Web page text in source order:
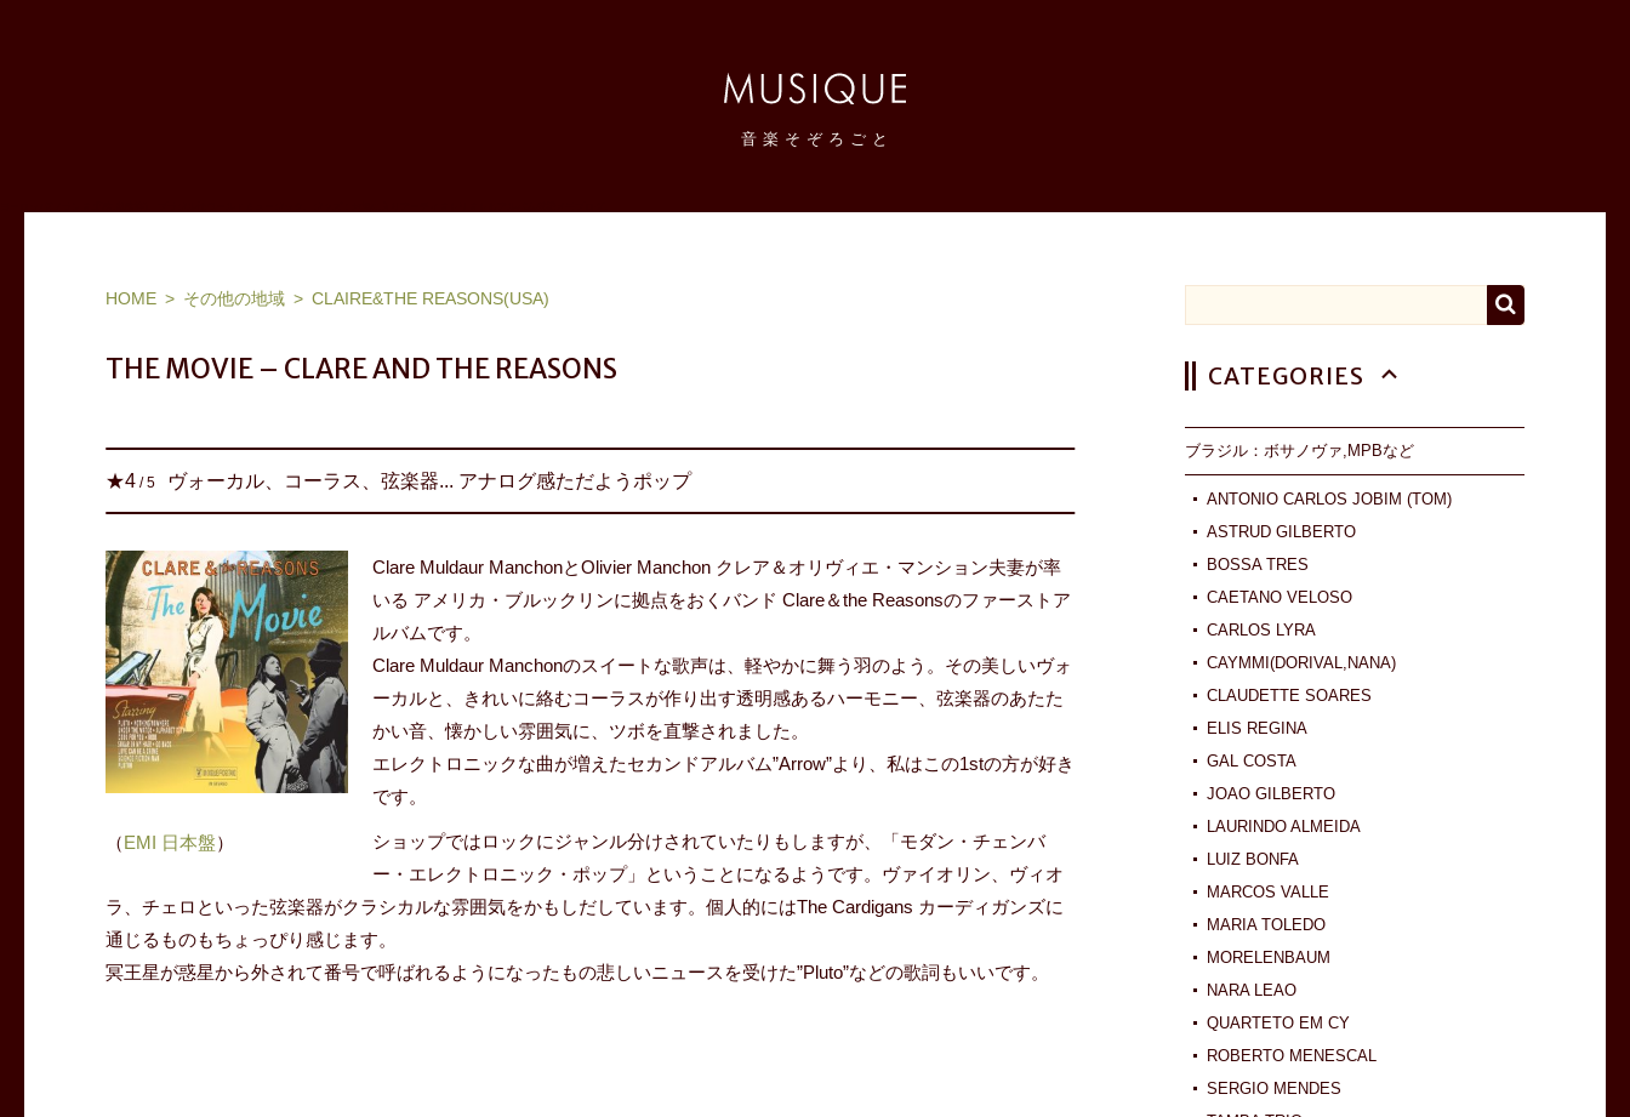
音 楽 そ ぞ ろ ご と
HOME その他の地域 CLAIRE&THE REASONS(USA)
THE MOVIE – CLARE AND THE REASONS
★4 /5 ヴォーカル、コーラス、弦楽器... アナログ感ただようポップ
（EMI 日本盤）
Clare Muldaur ManchonとOlivier Manchon クレア＆オリヴィエ・マンション夫妻が率
いる アメリカ・ブルックリンに拠点をおくバンド Clare＆the Reasonsのファーストア
ルバムです。
Clare Muldaur Manchonのスイートな歌声は、軽やかに舞う羽のよう。その美しいヴォ
ーカルと、きれいに絡むコーラスが作り出す透明感あるハーモニー、弦楽器のあたた
かい音、懐かしい雰囲気に、ツボを直撃されました。
エレクトロニックな曲が増えたセカンドアルバム”Arrow”より、私はこの1stの方が好き
です。
ショップではロックにジャンル分けされていたりもしますが、「モダン・チェンバ
ー・エレクトロニック・ポップ」ということになるようです。ヴァイオリン、ヴィオ
ラ、チェロといった弦楽器がクラシカルな雰囲気をかもしだしています。個人的にはThe Cardigans カーディガンズに
通じるものもちょっぴり感じます。
冥王星が惑星から外されて番号で呼ばれるようになったもの悲しいニュースを受けた”Pluto”などの歌詞もいいです。
CATEGORIES
ブラジル：ボサノヴァ,MPBなど
ANTONIO CARLOS JOBIM (TOM)
ASTRUD GILBERTO
BOSSA TRES
CAETANO VELOSO
CARLOS LYRA
CAYMMI(DORIVAL,NANA)
CLAUDETTE SOARES
ELIS REGINA
GAL COSTA
JOAO GILBERTO
LAURINDO ALMEIDA
LUIZ BONFA
MARCOS VALLE
MARIA TOLEDO
MORELENBAUM
NARA LEAO
QUARTETO EM CY
ROBERTO MENESCAL
SERGIO MENDES